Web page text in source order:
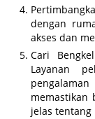
dengan
akses dan
Cari
Layanan
memastikan
jelas